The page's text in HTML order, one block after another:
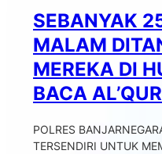
SEBANYAK
MALAM
MEREKA DI
BACA
POLRES
TERSENDIRI UNTUK